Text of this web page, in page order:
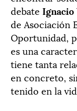
debate Ignacio
de Asociación
Oportunidad,
es una
tiene tanta
en concreto,
tenido en la